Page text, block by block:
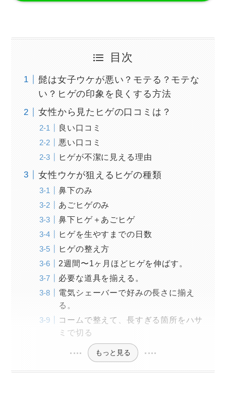
目次
髭は女子ウケが悪い？モテる？モテな
い？ヒゲの印象を良くする方法
女性から見たヒゲの口コミは？
良い口コミ
悪い口コミ
ヒゲが不潔に見える理由
女性ウケが狙えるヒゲの種類
鼻下のみ
あごヒゲのみ
鼻下ヒゲ＋あごヒゲ
ヒゲを生やすまでの日数
ヒゲの整え方
2週間〜1ヶ月ほどヒゲを伸ばす。
必要な道具を揃える。
電気シェーバーで好みの長さに揃え
る。
コームで整えて、長すぎる箇所をハサ
ミで切る
もっと見る